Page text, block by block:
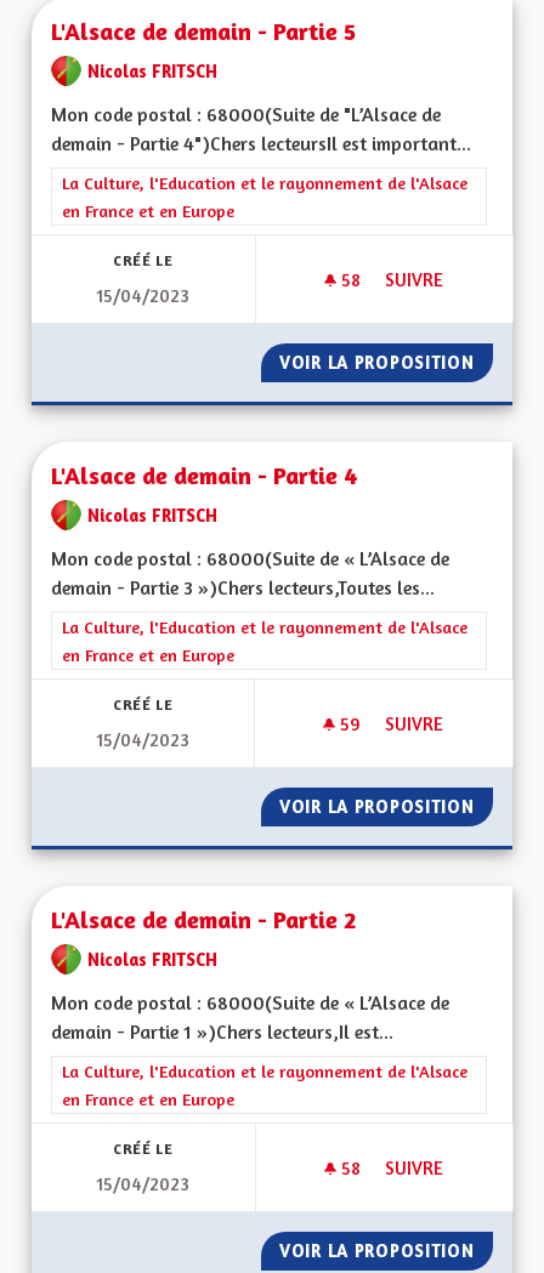
L'Alsace de demain - Partie 5
Nicolas FRITSCH
Mon code postal : 68000(Suite de "L’Alsace de
demain - Partie 4")Chers lecteursIl est important...
Filtrer les résultats de la catégorie : La Culture, l'Education et
La Culture, l'Education et le rayonnement de l'Alsace
en France et en Europe
CRÉÉ LE
15/04/2023
58 58 ABONNÉS
SUIVRE
VOIR LA PROPOSITION
L'Alsace de demain - Partie 4
Nicolas FRITSCH
Mon code postal : 68000(Suite de « L’Alsace de
demain - Partie 3 »)Chers lecteurs,Toutes les...
Filtrer les résultats de la catégorie : La Culture, l'Education et
La Culture, l'Education et le rayonnement de l'Alsace
en France et en Europe
CRÉÉ LE
15/04/2023
59 59 ABONNÉS
SUIVRE
VOIR LA PROPOSITION
L'Alsace de demain - Partie 2
Nicolas FRITSCH
Mon code postal : 68000(Suite de « L’Alsace de
demain - Partie 1 »)Chers lecteurs,Il est...
Filtrer les résultats de la catégorie : La Culture, l'Education et
La Culture, l'Education et le rayonnement de l'Alsace
en France et en Europe
CRÉÉ LE
15/04/2023
58 58 ABONNÉS
SUIVRE
VOIR LA PROPOSITION